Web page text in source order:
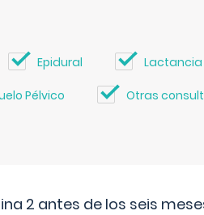
Epidural Lactancia
Pélvico Otras
2 antes de los seis